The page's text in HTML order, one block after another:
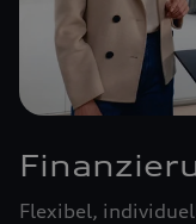
Flexibel,